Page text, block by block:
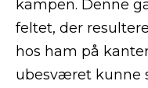
kampen. Denne
feltet, der
hos ham på
ubesværet kunne